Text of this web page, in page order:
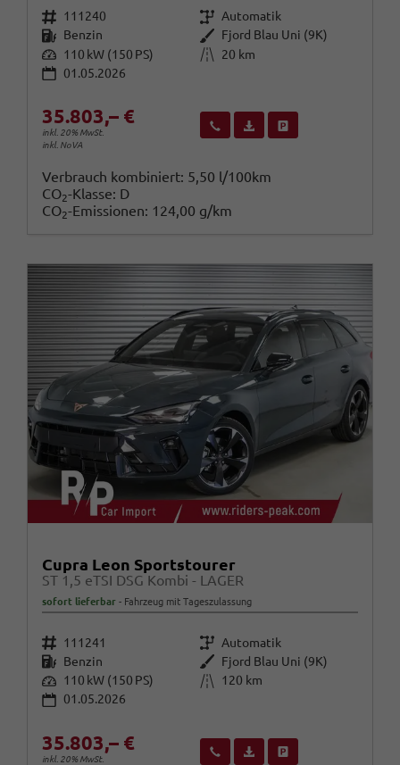
Fahrzeugnr. 111240 Getriebe Automatik
Kraftstoff Benzin Außenfarbe Fjord Blau Uni (9K)
Leistung 110 kW (150 PS) Kilometerstand
20 km
01.05.2026
35.803,– €
inkl. 20% MwSt.
inkl. NoVA
Wir rufen Sie anFahrzeugexposé (PDF)
Verbrauch kombiniert: 5,50 l/100km
CO2-Klasse: D
CO2-Emissionen: 124,00 g/km
Cupra Leon Sportstourer
ST 1,5 eTSI DSG Kombi - LAGER
sofort lieferbar Fahrzeug mit Tageszulassung
Fahrzeugnr. 111241 Getriebe Automatik
Kraftstoff Benzin Außenfarbe
Fjord Blau Uni (9K)
Leistung 110 kW (150 PS) Kilometerstand
120 km
01.05.2026
35.803,– €
inkl. 20% MwSt.
Wir rufen Sie anFahrzeugexposé (PDF)